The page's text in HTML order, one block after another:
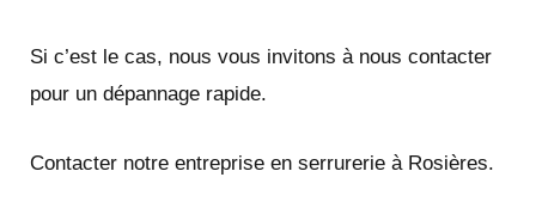
Si c’est le cas, nous vous invitons à nous contacter
pour un dépannage rapide.
Contacter notre entreprise en serrurerie à Rosières.